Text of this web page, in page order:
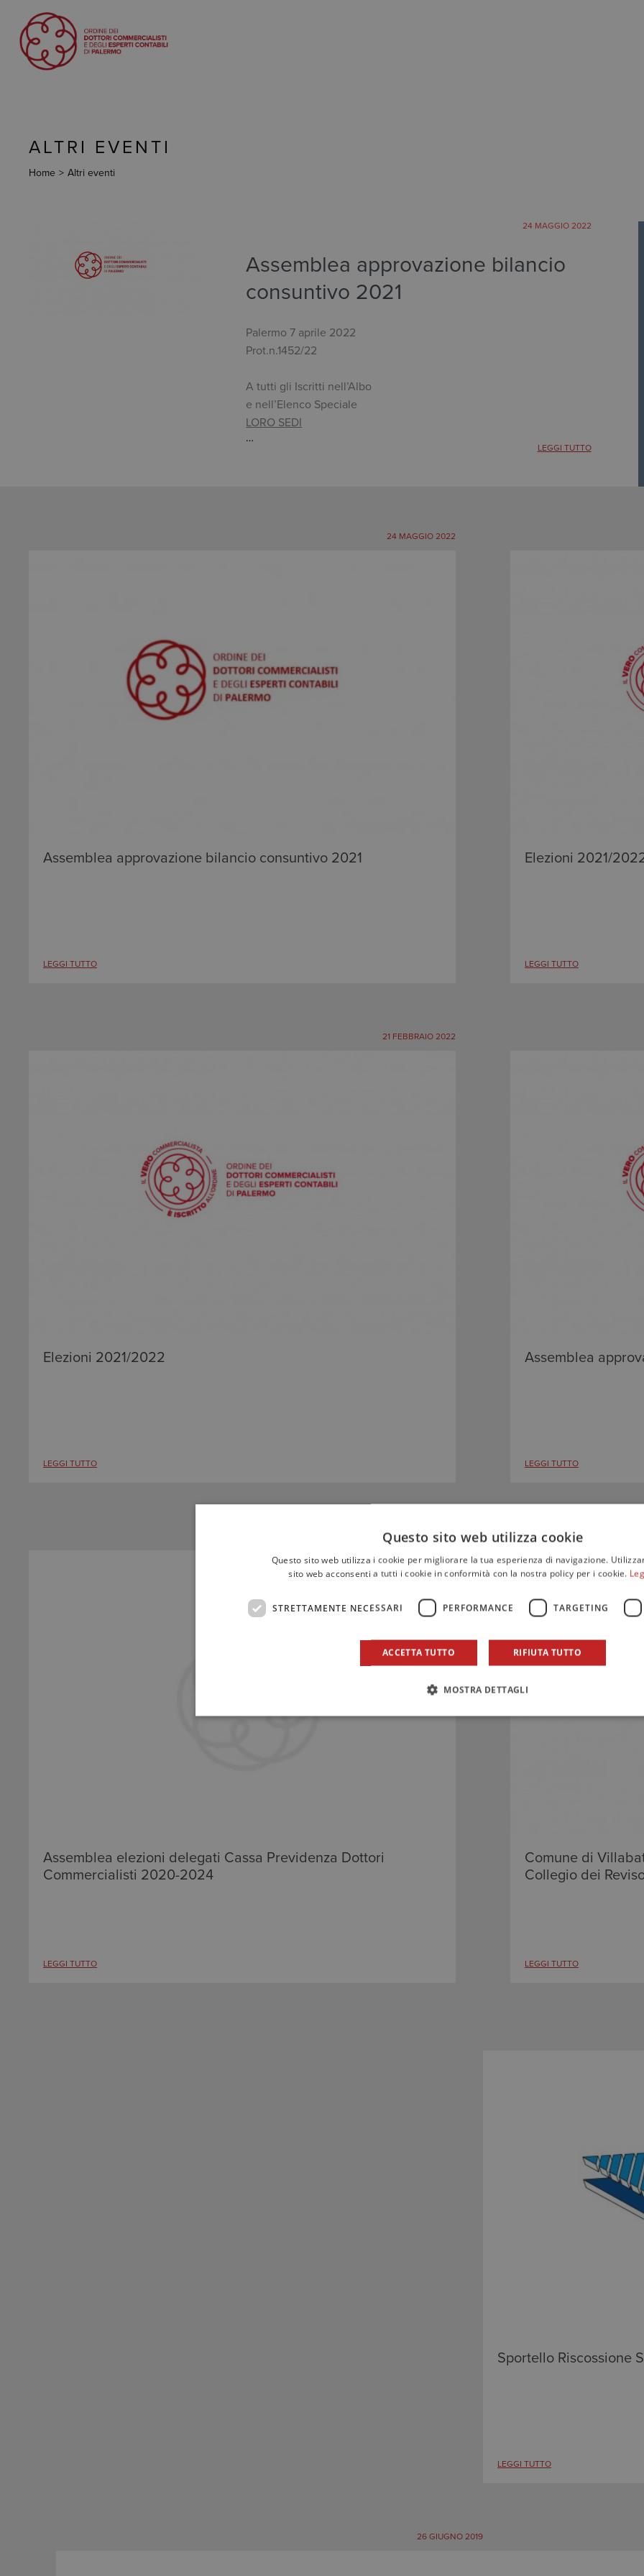
ALTRI EVENTI
Home > Altri eventi
24 MAGGIO 2022
Assemblea approvazione bilancio
consuntivo 2021
Palermo 7 aprile 2022
Prot.n.1452/22
A tutti gli Iscritti nell’Albo
e nell’Elenco Speciale
LORO SEDI
…
LEGGI TUTTO
24 MAGGIO 2022
Assemblea approvazione bilancio consuntivo 2021
LEGGI TUTTO
Elezioni 2021/
LEGGI TUTTO
21 FEBBRAIO 2022
Elezioni 2021/2022
LEGGI TUTTO
Assemblea
LEGGI TUTTO
17 SETTEMBRE 2020
Assemblea elezioni delegati Cassa Previdenza Dottori
Commercialisti 2020-2024
LEGGI TUTTO
Comune di
Collegio dei
LEGGI TUTTO
Sportello Riscossione
LEGGI TUTTO
26 GIUGNO 2019
Questo sito web utilizza cookie
Questo sito web utilizza i cookie per migliorare la tua esperienza di navigazione.
sito web acconsenti a tutti i cookie in conformità con la nostra policy per i cookie.
STRETTAMENTE NECESSARI PERFORMANCE TARGETING
ACCETTA TUTTO RIFIUTA TUTTO
MOSTRA DETTAGLI